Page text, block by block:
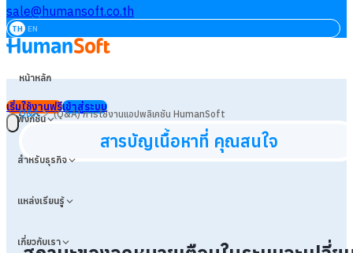
sale@humansoft.co.th
TH EN
หน้าหลัก
ฟังก์ชัน
สำหรับธุรกิจ
แหล่งเรียนรู้
เกี่ยวกับเรา
เริ่มใช้งานฟรีเข้าสู่ระบบ
Q&A>(Q&A) การใช้งานแอปพลิเคชัน HumanSoft
สารบัญเนื้อหาที่ คุณสนใจ